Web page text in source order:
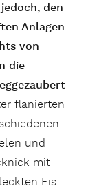
den
Anlagen
von
die
flanierten
und
mit
Eis